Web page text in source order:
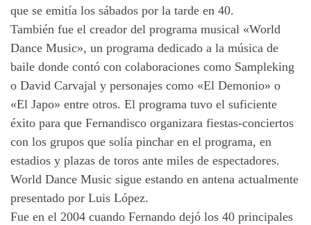
que se emitía los sábados por la tarde en 40.
También fue el creador del programa musical «World
Dance Music», un programa dedicado a la música de
baile donde contó con colaboraciones como Sampleking
o David Carvajal y personajes como «El Demonio» o
«El Japo» entre otros. El programa tuvo el suficiente
éxito para que Fernandisco organizara fiestas-conciertos
con los grupos que solía pinchar en el programa, en
estadios y plazas de toros ante miles de espectadores.
World Dance Music sigue estando en antena actualmente
presentado por Luis López.
Fue en el 2004 cuando Fernando dejó los 40 principales